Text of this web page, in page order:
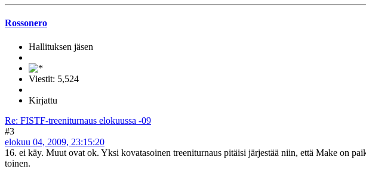
Rossonero
Hallituksen jäsen
Viestit: 5,524
Kirjattu
Re: FISTF-treeniturnaus elokuussa -09
#3
elokuu 04, 2009, 23:15:20
16. ei käy. Muut ovat ok. Yksi kovatasoinen treeniturnaus pitäisi järjestää niin, että Make on
toinen.